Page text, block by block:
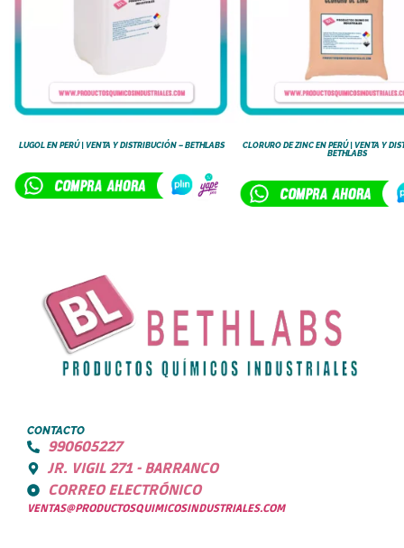
LUGOL EN PERÚ | VENTA Y DISTRIBUCIÓN – BETHLABS
CLORURO DE ZINC EN PERÚ | VENTA Y
BETHLABS
CONTACTO
990605227
JR. VIGIL 271 - BARRANCO
CORREO ELECTRÓNICO
VENTAS@PRODUCTOSQUIMICOSINDUSTRIALES.COM